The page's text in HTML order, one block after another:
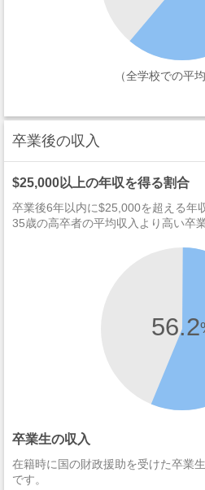
（全学校での平
卒業後の収入
$25,000以上の年収を得る割合
卒業後6年以内に$25,000を超える年
35歳の高卒者の平均収入より高い卒
56.2
卒業生の収入
在籍時に国の財政援助を受けた卒業
です。